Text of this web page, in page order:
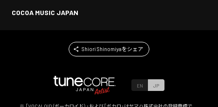
COCOA MUSIC JAPAN
Shiori Shinomiyaをシェア
EN JP